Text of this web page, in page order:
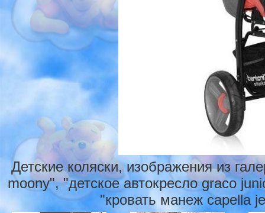
Детские коляски, изображения из
moony", "детское автокресло graco
"кровать манеж capella